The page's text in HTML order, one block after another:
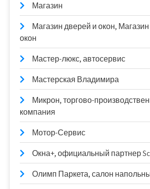
Магазин
Магазин дверей и окон,
окон
Мастер-люкс, автосервис
Мастерская Владимира
Микрон, торгово-
компания
Мотор-Сервис
Окна+, официальный партнер
Олимп Паркета, салон